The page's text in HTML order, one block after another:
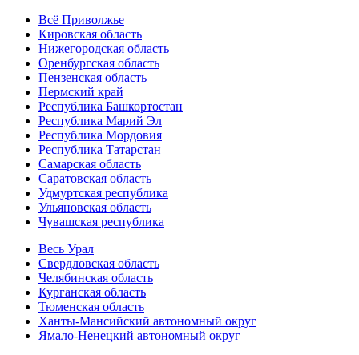
Всё Приволжье
Кировская область
Нижегородская область
Оренбургская область
Пензенская область
Пермский край
Республика Башкортостан
Республика Марий Эл
Республика Мордовия
Республика Татарстан
Самарская область
Саратовская область
Удмуртская республика
Ульяновская область
Чувашская республика
Весь Урал
Свердловская область
Челябинская область
Курганская область
Тюменская область
Ханты-Мансийский автономный округ
Ямало-Ненецкий автономный округ